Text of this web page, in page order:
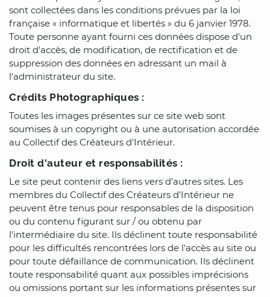
sont collectées dans les conditions prévues par la loi
française « informatique et libertés » du 6 janvier 1978.
Toute personne ayant fourni ces données dispose d'un
droit d'accès, de modification, de rectification et de
suppression des données en adressant un mail à
l'administrateur du site.
Crédits Photographiques :
Toutes les images présentes sur ce site web sont
soumises à un copyright ou à une autorisation accordée
au Collectif des Créateurs d'Intérieur.
Droit d'auteur et responsabilités :
Le site peut contenir des liens vers d'autres sites. Les
membres du Collectif des Créateurs d'Intérieur ne
peuvent être tenus pour responsables de la disposition
ou du contenu figurant sur / ou obtenu par
l'intermédiaire du site. Ils déclinent toute responsabilité
pour les difficultés rencontrées lors de l'accès au site ou
pour toute défaillance de communication. Ils déclinent
toute responsabilité quant aux possibles imprécisions
ou omissions portant sur les informations présentes sur